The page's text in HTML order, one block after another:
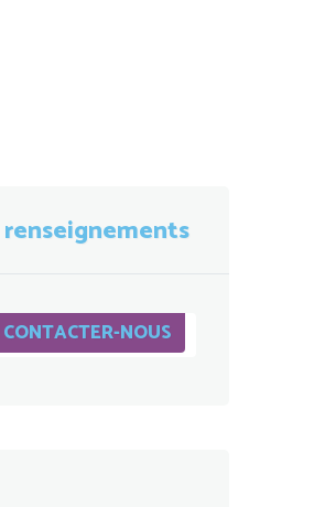
CONTACTER-NOUS